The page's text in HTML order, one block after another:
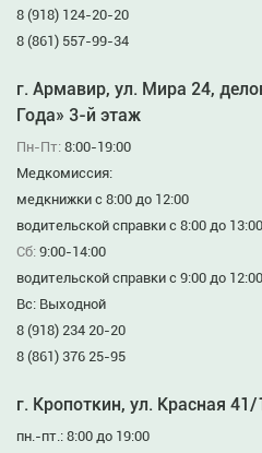
8 (918) 124-20-20
8 (861) 557-99-34
г. Армавир, ул. Мира 24,
Года» 3-й этаж
Пн-Пт: 8:00-19:00
Медкомиссия:
медкнижки с 8:00 до 12:00
водительской справки с 8:00 до 13:00
Сб: 9:00-14:00
водительской справки с 9:00 до 12:00
Вс: Выходной
8 (918) 234 20-20
8 (861) 376 25-95
г. Кропоткин, ул. Красная 41/
пн.-пт.: 8:00 до 19:00